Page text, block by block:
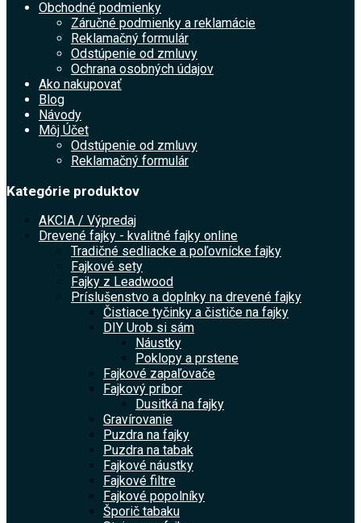
Obchodné podmienky
Záručné podmienky a reklamácie
Reklamačný formulár
Odstúpenie od zmluvy
Ochrana osobných údajov
Ako nakupovať
Blog
Návody
Môj Účet
Odstúpenie od zmluvy
Reklamačný formulár
Kategórie produktov
AKCIA / Výpredaj
Drevené fajky - kvalitné fajky online
Tradičné sedliacke a poľovnícke fajky
Fajkové sety
Fajky z Leadwood
Príslušenstvo a doplnky na drevené fajky
Čistiace tyčinky a čističe na fajky
DIY Urob si sám
Náustky
Poklopy a prstene
Fajkové zapaľovače
Fajkový príbor
Dusitká na fajky
Gravírovanie
Puzdra na fajky
Puzdra na tabak
Fajkové náustky
Fajkové filtre
Fajkové popolníky
Šporič tabaku